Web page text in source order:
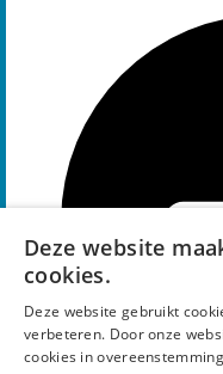
Deze website
cookies.
Deze website gebruikt
verbeteren. Door onze
cookies in